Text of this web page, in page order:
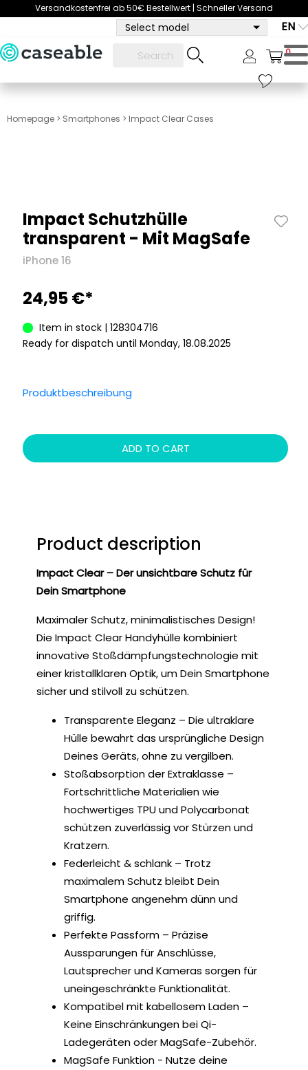
Versandkostenfrei ab 50€ Bestellwert | Schneller Versand
EN
Select model
0
Homepage > Smartphones > Impact Clear Cases
Impact Schutzhülle
transparent - Mit MagSafe
iPhone 16
24,95 €*
Item in stock | 128304716
Ready for dispatch until Monday, 18.08.2025
Produktbeschreibung
ADD TO CART
Product description
Impact Clear – Der unsichtbare Schutz für
Dein Smartphone
Maximaler Schutz, minimalistisches Design!
Die Impact Clear Handyhülle kombiniert
innovative Stoßdämpfungstechnologie mit
einer kristallklaren Optik, um Dein Smartphone
sicher und stilvoll zu schützen.
Transparente Eleganz – Die ultraklare
Hülle bewahrt das ursprüngliche Design
Deines Geräts, ohne zu vergilben.
Stoßabsorption der Extraklasse –
Fortschrittliche Materialien wie
hochwertiges TPU und Polycarbonat
schützen zuverlässig vor Stürzen und
Kratzern.
Federleicht & schlank – Trotz
maximalem Schutz bleibt Dein
Smartphone angenehm dünn und
griffig.
Perfekte Passform – Präzise
Aussparungen für Anschlüsse,
Lautsprecher und Kameras sorgen für
uneingeschränkte Funktionalität.
Kompatibel mit kabellosem Laden –
Keine Einschränkungen bei Qi-
Ladegeräten oder MagSafe-Zubehör.
MagSafe Funktion - Nutze deine